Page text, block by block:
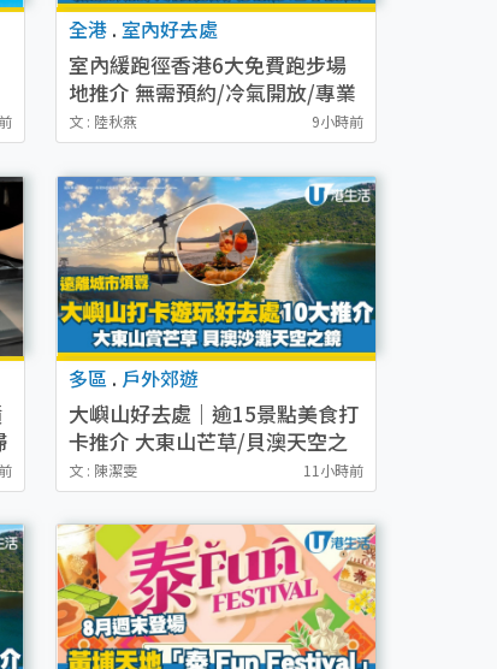
全港 .室內好去處
室內緩跑徑香港6大免費跑步場
地推介 無需預約/冷氣開放/專業
膠地不傷膝（附交通地址）
文 : 陸秋燕 9小時前
多區 . 戶外郊遊
大嶼山好去處｜逾15景點美食打
卡推介 大東山芒草/貝澳天空之
鏡/心經簡林
文 : 陳潔雯 11小時前